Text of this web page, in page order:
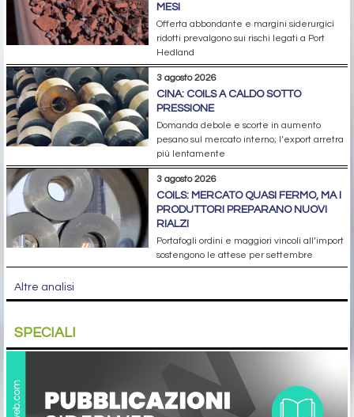
MESI
Offerta abbondante e margini siderurgici
ridotti prevalgono sui rischi legati a Port
Hedland
3 agosto 2026
CINA: COILS A CALDO SOTTO
PRESSIONE
Domanda debole e scorte in aumento
pesano sul mercato interno; l’export arretra
più lentamente
3 agosto 2026
COILS: MERCATO QUASI FERMO, MA I
PRODUTTORI PREPARANO NUOVI
RIALZI
Portafogli ordini e maggiori vincoli all’import
sostengono le attese per settembre
Altre analisi
SPECIALI